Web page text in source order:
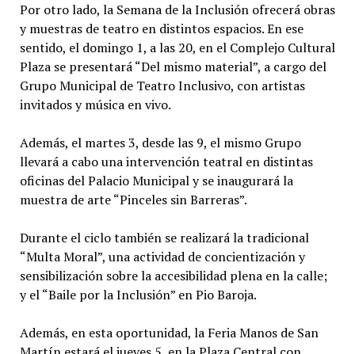
Por otro lado, la Semana de la Inclusión ofrecerá obras
y muestras de teatro en distintos espacios. En ese
sentido, el domingo 1, a las 20, en el Complejo Cultural
Plaza se presentará “Del mismo material”, a cargo del
Grupo Municipal de Teatro Inclusivo, con artistas
invitados y música en vivo.
Además, el martes 3, desde las 9, el mismo Grupo
llevará a cabo una intervención teatral en distintas
oficinas del Palacio Municipal y se inaugurará la
muestra de arte “Pinceles sin Barreras”.
Durante el ciclo también se realizará la tradicional
“Multa Moral”, una actividad de concientización y
sensibilización sobre la accesibilidad plena en la calle;
y el “Baile por la Inclusión” en Pio Baroja.
Además, en esta oportunidad, la Feria Manos de San